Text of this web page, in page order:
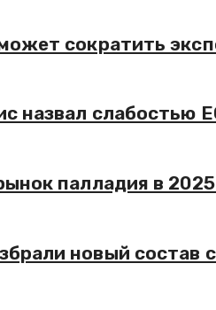
сократить
назвал слабостью
палладия в
новый состав